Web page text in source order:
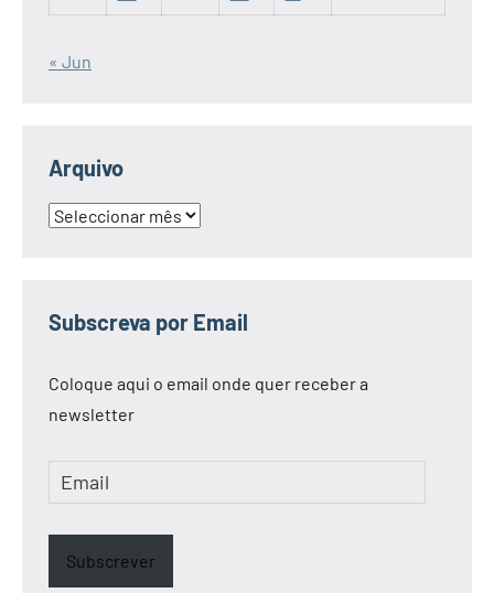
« Jun
Arquivo
Arquivo
Subscreva por Email
Coloque aqui o email onde quer receber a
newsletter
Email
Subscrever